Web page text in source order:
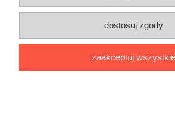
Promocje i transport gratis
Polityka prywatności
Promocyjne Ceny|Wiklinowa 24, 21-010
dostosuj zgody
zaakceptuj wszystkie